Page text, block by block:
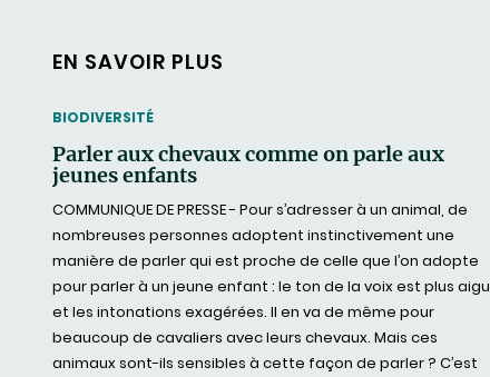
EN SAVOIR PLUS
THEMATIC
BIODIVERSITÉ
Parler aux chevaux comme on parle aux
jeunes enfants
COMMUNIQUE DE PRESSE - Pour s’adresser à un animal, de
nombreuses personnes adoptent instinctivement une
manière de parler qui est proche de celle que l’on adopte
pour parler à un jeune enfant : le ton de la voix est plus aigu
et les intonations exagérées. Il en va de même pour
beaucoup de cavaliers avec leurs chevaux. Mais ces
animaux sont-ils sensibles à cette façon de parler ? C’est